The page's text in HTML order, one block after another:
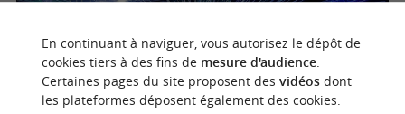
En continuant à naviguer, vous autorisez le dépôt de
cookies tiers à des fins de mesure d'audience.
Certaines pages du site proposent des vidéosdont
les plateformes déposent également des cookies.